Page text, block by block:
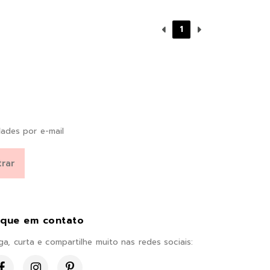
1
por e-mail
em contato
curta e compartilhe muito nas redes sociais: